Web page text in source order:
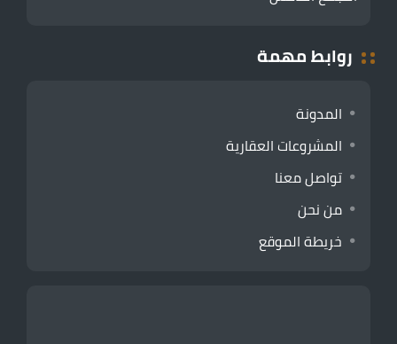
روابط مهمة
المدونة
المشروعات العقارية
تواصل معنا
من نحن
خريطة الموقع